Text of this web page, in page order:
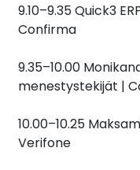
9.10–9.35 Quick3
Confirma
9.35–10.00
menestystekijät |
10.00–10.25
Verifone